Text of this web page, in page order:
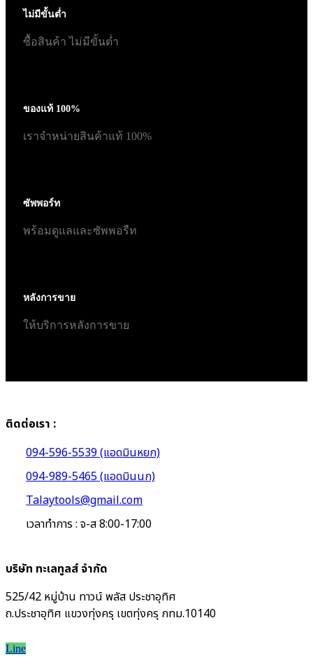
ไม่มีขั้นต่ำ
ซื้อสินค้า ไม่มีขั้นต่ำ
ของแท้ 100%
เราจำหน่ายสินค้าแท้ 100%
ซัพพอร์ท
พร้อมดูแลและซัพพอรืท
หลังการขาย
ให้บริการหลังการขาย
ติดต่อเรา :
094-596-5539 (แอดมินหยก)
094-989-5465 (แอดมินนก)
Talaytools@gmail.com
เวลาทำการ : จ-ส 8:00-17:00
บริษัท ทะเลทูลส์ จำกัด
525/42 หมู่บ้าน ทาวน์ พลัส ประชาอุทิศ
ถ.ประชาอุทิศ แขวงทุ่งครุ เขตทุ่งครุ กทม.10140
Line